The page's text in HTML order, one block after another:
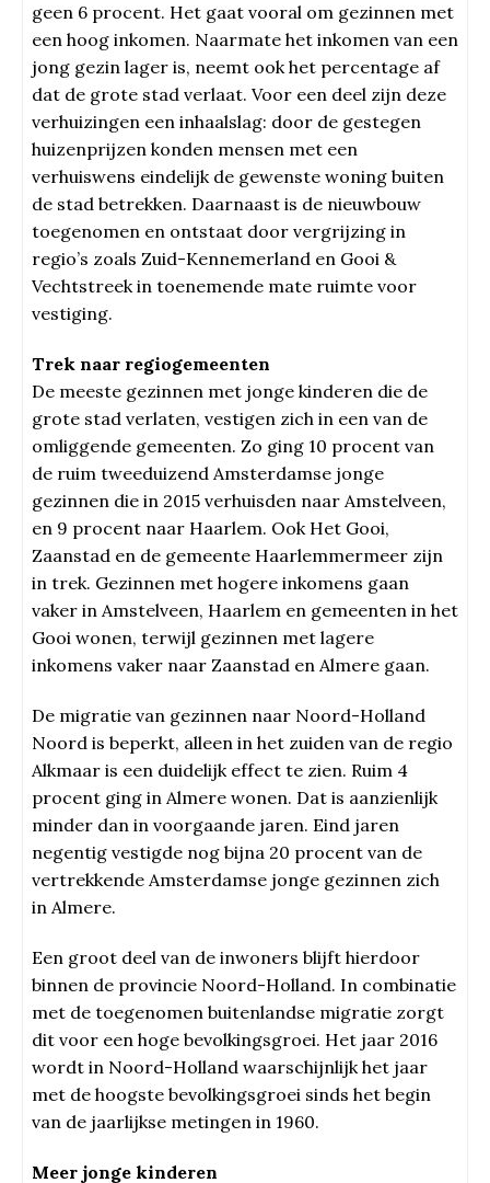
geen 6 procent. Het gaat vooral om gezinnen met
een hoog inkomen. Naarmate het inkomen van een
jong gezin lager is, neemt ook het percentage af
dat de grote stad verlaat. Voor een deel zijn deze
verhuizingen een inhaalslag: door de gestegen
huizenprijzen konden mensen met een
verhuiswens eindelijk de gewenste woning buiten
de stad betrekken. Daarnaast is de nieuwbouw
toegenomen en ontstaat door vergrijzing in
regio’s zoals Zuid-Kennemerland en Gooi &
Vechtstreek in toenemende mate ruimte voor
vestiging.
Trek naar regiogemeenten
De meeste gezinnen met jonge kinderen die de
grote stad verlaten, vestigen zich in een van de
omliggende gemeenten. Zo ging 10 procent van
de ruim tweeduizend Amsterdamse jonge
gezinnen die in 2015 verhuisden naar Amstelveen,
en 9 procent naar Haarlem. Ook Het Gooi,
Zaanstad en de gemeente Haarlemmermeer zijn
in trek. Gezinnen met hogere inkomens gaan
vaker in Amstelveen, Haarlem en gemeenten in het
Gooi wonen, terwijl gezinnen met lagere
inkomens vaker naar Zaanstad en Almere gaan.
De migratie van gezinnen naar Noord-Holland
Noord is beperkt, alleen in het zuiden van de regio
Alkmaar is een duidelijk effect te zien. Ruim 4
procent ging in Almere wonen. Dat is aanzienlijk
minder dan in voorgaande jaren. Eind jaren
negentig vestigde nog bijna 20 procent van de
vertrekkende Amsterdamse jonge gezinnen zich
in Almere.
Een groot deel van de inwoners blijft hierdoor
binnen de provincie Noord-Holland. In combinatie
met de toegenomen buitenlandse migratie zorgt
dit voor een hoge bevolkingsgroei. Het jaar 2016
wordt in Noord-Holland waarschijnlijk het jaar
met de hoogste bevolkingsgroei sinds het begin
van de jaarlijkse metingen in 1960.
Meer jonge kinderen